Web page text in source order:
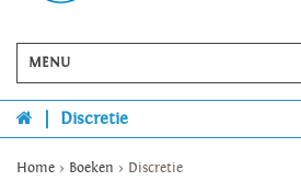
MENU
Discretie
Home > Boeken > Discretie